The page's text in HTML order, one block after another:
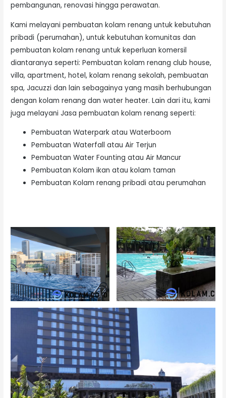
pembangunan, renovasi hingga perawatan.
Kami melayani pembuatan kolam renang untuk kebutuhan
pribadi (perumahan), untuk kebutuhan komunitas dan
pembuatan kolam renang untuk keperluan komersil
diantaranya seperti: Pembuatan kolam renang club house,
villa, apartment, hotel, kolam renang sekolah, pembuatan
spa, Jacuzzi dan lain sebagainya yang masih berhubungan
dengan kolam renang dan water heater. Lain dari itu, kami
juga melayani Jasa pembuatan kolam renang seperti:
Pembuatan Waterpark atau Waterboom
Pembuatan Waterfall atau Air Terjun
Pembuatan Water Founting atau Air Mancur
Pembuatan Kolam ikan atau kolam taman
Pembuatan Kolam renang pribadi atau perumahan